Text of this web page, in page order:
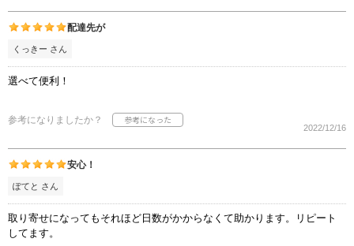
配達先が
くっきー さん
選べて便利！
参考になりましたか？
2022/12/16
安心！
ぽてと さん
取り寄せになってもそれほど日数がかからなくて助かります。リピート
してます。